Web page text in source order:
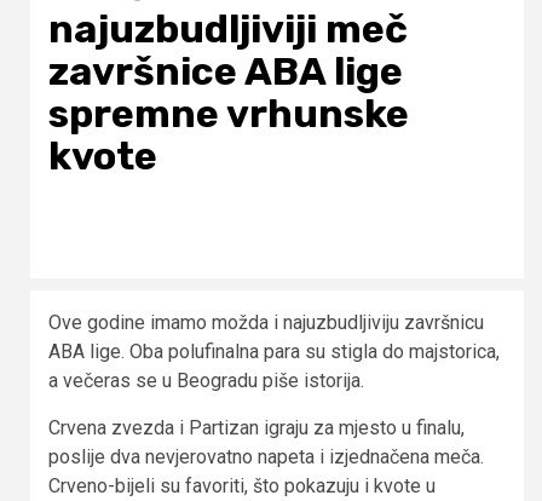
najuzbudljiviji meč
završnice ABA lige
spremne vrhunske
kvote
Ove godine imamo možda i najuzbudljiviju završnicu
ABA lige. Oba polufinalna para su stigla do majstorica,
a večeras se u Beogradu piše istorija.
Crvena zvezda i Partizan igraju za mjesto u finalu,
poslije dva nevjerovatno napeta i izjednačena meča.
Crveno-bijeli su favoriti, što pokazuju i kvote u